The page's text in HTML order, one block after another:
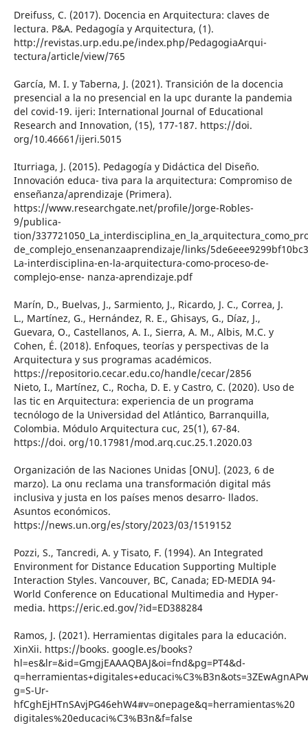
Dreifuss, C. (2017). Docencia en Arquitectura: claves de
lectura. P&A. Pedagogía y Arquitectura, (1).
http://revistas.urp.edu.pe/index.php/PedagogiaArqui-
tectura/article/view/765
García, M. I. y Taberna, J. (2021). Transición de la docencia
presencial a la no presencial en la upc durante la pandemia
del covid-19. ijeri: International Journal of Educational
Research and Innovation, (15), 177-187. https://doi.
org/10.46661/ijeri.5015
Iturriaga, J. (2015). Pedagogía y Didáctica del Diseño.
Innovación educa- tiva para la arquitectura: Compromiso de
enseñanza/aprendizaje (Primera).
https://www.researchgate.net/profile/Jorge-Robles-
9/publica-
tion/
de_complejo_ensenanzaaprendizaje/links/
La-interdisciplina-en-la-arquitectura-como-proceso-de-
complejo-ense- nanza-aprendizaje.pdf
Marín, D., Buelvas, J., Sarmiento, J., Ricardo, J. C., Correa, J.
L., Martínez, G., Hernández, R. E., Ghisays, G., Díaz, J.,
Guevara, O., Castellanos, A. I., Sierra, A. M., Albis, M.C. y
Cohen, É. (2018). Enfoques, teorías y perspectivas de la
Arquitectura y sus programas académicos.
https://repositorio.cecar.edu.co/handle/cecar/2856
Nieto, I., Martínez, C., Rocha, D. E. y Castro, C. (2020). Uso de
las tic en Arquitectura: experiencia de un programa
tecnólogo de la Universidad del Atlántico, Barranquilla,
Colombia. Módulo Arquitectura cuc, 25(1), 67-84.
https://doi. org/10.17981/mod.arq.cuc.25.1.2020.03
Organización de las Naciones Unidas [ONU]. (2023, 6 de
marzo). La onu reclama una transformación digital más
inclusiva y justa en los países menos desarro- llados.
Asuntos económicos.
https://news.un.org/es/story/2023/03/1519152
Pozzi, S., Tancredi, A. y Tisato, F. (1994). An Integrated
Environment for Distance Education Supporting Multiple
Interaction Styles. Vancouver, BC, Canada; ED-MEDIA 94-
World Conference on Educational Multimedia and Hyper-
media. https://eric.ed.gov/?id=ED388284
Ramos, J. (2021). Herramientas digitales para la educación.
XinXii. https://books. google.es/books?
hl=es&lr=&id=GmgjEAAAQBAJ&oi=fnd&pg=PT4&d-
g=S-Ur-
hfCghEjHTnSAvjPG46ehW4#v=onepage&q=herramientas%20
digitales%20educaci%C3%B3n&f=false